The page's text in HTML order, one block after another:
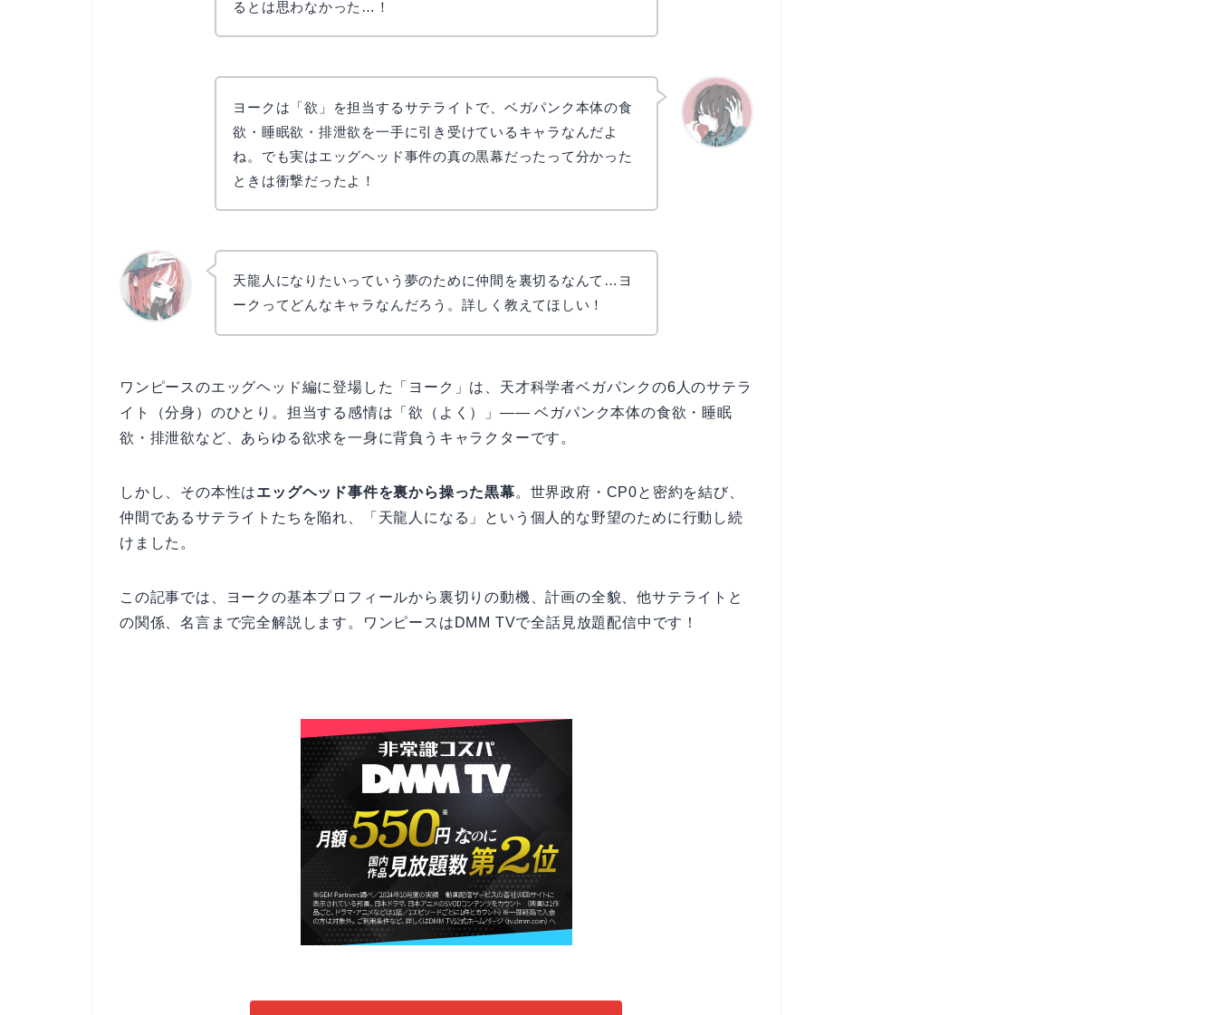
るとは思わなかった…！
ヨークは「欲」を担当するサテライトで、ベガパンク本体の食
欲・睡眠欲・排泄欲を一手に引き受けているキャラなんだよ
ね。でも実はエッグヘッド事件の真の黒幕だったって分かった
ときは衝撃だったよ！
天龍人になりたいっていう夢のために仲間を裏切るなんて…ヨ
ークってどんなキャラなんだろう。詳しく教えてほしい！
ワンピースのエッグヘッド編に登場した「ヨーク」は、天才科学者ベガパンクの6人のサテラ
イト（分身）のひとり。担当する感情は「欲（よく）」—— ベガパンク本体の食欲・睡眠
欲・排泄欲など、あらゆる欲求を一身に背負うキャラクターです。
しかし、その本性はエッグヘッド事件を裏から操った黒幕。世界政府・CP0と密約を結び、
仲間であるサテライトたちを陥れ、「天龍人になる」という個人的な野望のために行動し続
けました。
この記事では、ヨークの基本プロフィールから裏切りの動機、計画の全貌、他サテライトと
の関係、名言まで完全解説します。ワンピースはDMM TVで全話見放題配信中です！